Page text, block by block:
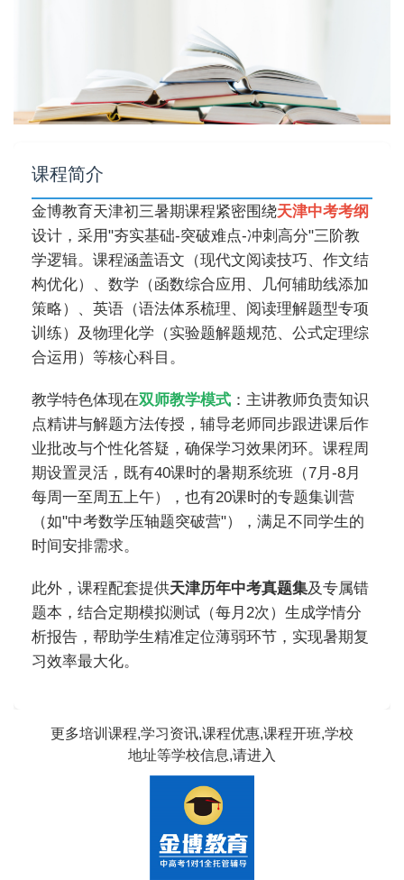
课程简介
金博教育天津初三暑期课程紧密围绕天津中考考纲
设计，采用"夯实基础-突破难点-冲刺高分"三阶教
学逻辑。课程涵盖语文（现代文阅读技巧、作文结
构优化）、数学（函数综合应用、几何辅助线添加
策略）、英语（语法体系梳理、阅读理解题型专项
训练）及物理化学（实验题解题规范、公式定理综
合运用）等核心科目。
教学特色体现在双师教学模式 ：主讲教师负责知识
点精讲与解题方法传授，辅导老师同步跟进课后作
业批改与个性化答疑，确保学习效果闭环。课程周
期设置灵活，既有40课时的暑期系统班（7月-8月
每周一至周五上午），也有20课时的专题集训营
（如"中考数学压轴题突破营"），满足不同学生的
时间安排需求。
此外，课程配套提供天津历年中考真题集及专属错
题本，结合定期模拟测试（每月2次）生成学情分
析报告，帮助学生精准定位薄弱环节，实现暑期复
习效率最大化。
更多培训课程,学习资讯,课程优惠,课程开班,学校
地址等学校信息,请进入